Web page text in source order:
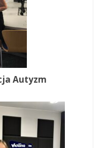
Autyzm